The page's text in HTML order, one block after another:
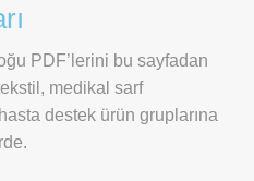
PDF’lerini bu sayfadan
medikal sarf
destek ürün gruplarına